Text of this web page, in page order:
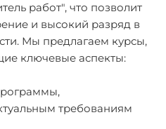
работ", что позволит
и высокий разряд в
Мы предлагаем курсы,
ключевые аспекты:
требованиям